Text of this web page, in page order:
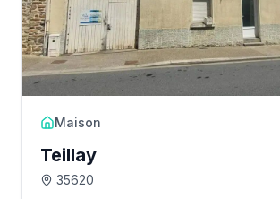
Maison
Teillay
35620